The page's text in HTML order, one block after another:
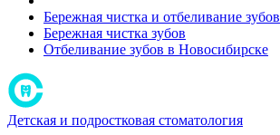
Бережная чистка и отбеливание зубов
Бережная чистка зубов
Отбеливание зубов в Новосибирске
Детская и подростковая стоматология